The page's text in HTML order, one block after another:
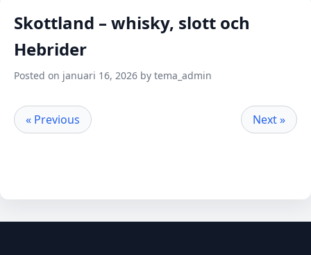
Skottland – whisky, slott och
Hebrider
Posted on januari 16, 2026 by tema_admin
« Previous Next »